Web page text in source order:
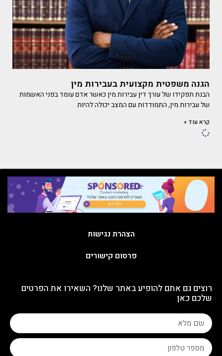
הגנה משפטית מקצועית בעבירות מין
הבנת תפקידו של עורך דין עבירות מין כאשר אדם עומד בפני האשמות
של עבירות מין, התמודדות עם המצב יכולה להיות
קרא עוד »
הצהרת נגישות
פרסום קישורים
רוצים גם אתם להופיע באתר שלנו? השאירו את הפרטים
שלכם כאן